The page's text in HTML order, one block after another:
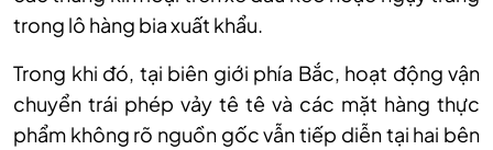
trong lô hàng bia xuất khẩu.
Trong khi đó, tại biên giới phía Bắc, hoạt động vận
chuyển trái phép vảy tê tê và các mặt hàng thực
phẩm không rõ nguồn gốc vẫn tiếp diễn tại hai bên